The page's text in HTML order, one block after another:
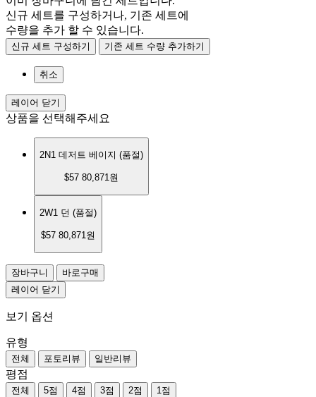
신규 세트를 구성하거나, 기존 세트에
수량을 추가 할 수 있습니다.
신규 세트 구성하기 기존 세트 수량 추가하기
취소
레이어 닫기
상품을 선택해주세요
2N1 데저트 베이지 (품절)
$57 80,871원
2W1 던 (품절)
$57 80,871원
장바구니
바로구매
레이어 닫기
보기 옵션
유형
전체 포토리뷰 일반리뷰
평점
전체 5점 4점 3점 2점
1점